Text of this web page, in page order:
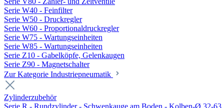
Serie W40 - Feinfilter
Serie W50 - Druckregler
Serie W60 - Proportionaldruckregler
Serie W75 - Wartungseinheiten
Serie W85 - Wartungseinheiten
Serie Z10 - Gabelköpfe, Gelenkaugen
Serie Z90 - Magnetschalter
Zur Kategorie Industriepneumatik
Zylinderzubehör